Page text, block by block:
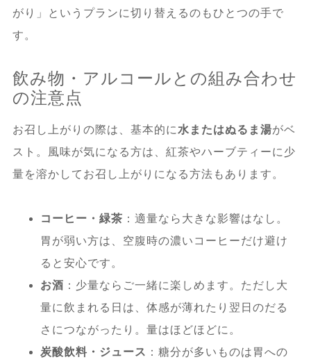
がり」というプランに切り替えるのもひとつの手で
す。
飲み物・アルコールとの組み合わせ
の注意点
お召し上がりの際は、基本的に 水またはぬるま湯がベ
スト。風味が気になる方は、紅茶やハーブティーに少
量を溶かしてお召し上がりになる方法もあります。
コーヒー・緑茶 ：適量なら大きな影響はなし。
胃が弱い方は、空腹時の濃いコーヒーだけ避け
ると安心です。
お酒 ：少量ならご一緒に楽しめます。ただし大
量に飲まれる日は、体感が薄れたり翌日のだる
さにつながったり。量はほどほどに。
炭酸飲料・ジュース ：糖分が多いものは胃への